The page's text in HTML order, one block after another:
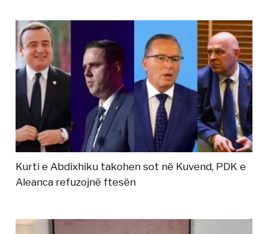
Kurti e Abdixhiku takohen sot në Kuvend, PDK e
Aleanca refuzojnë ftesën